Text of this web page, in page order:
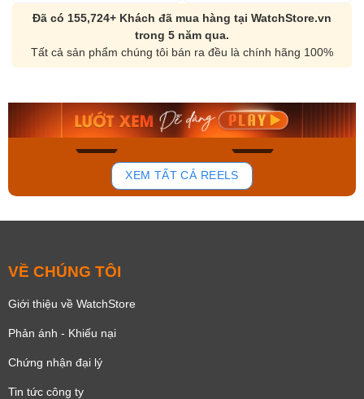
Đã có 155,724+ Khách đã mua hàng tại WatchStore.vn
trong 5 năm qua.
Tất cả sản phẩm chúng tôi bán ra đều là chính hãng 100%
136
Orient Nam RA-
Mua ngay
Casio Nam MTS-
Mua ngay
XEM TẤT CẢ REELS
VỀ CHÚNG TÔI
Giới thiệu về WatchStore
Phản ánh - Khiếu nại
Chứng nhận đại lý
Tin tức công ty